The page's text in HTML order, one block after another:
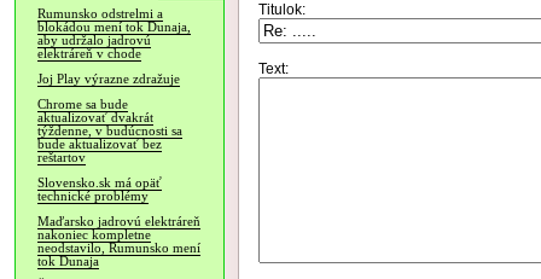
Rumunsko odstrelmi a
blokádou mení tok Dunaja,
aby udržalo jadrovú
elektráreň v chode
Joj Play výrazne zdražuje
Chrome sa bude
aktualizovať dvakrát
týždenne, v budúcnosti sa
bude aktualizovať bez
reštartov
Slovensko.sk má opäť
technické problémy
Maďarsko jadrovú elektráreň
nakoniec kompletne
neodstavilo, Rumunsko mení
tok Dunaja
Titulok:
Text: